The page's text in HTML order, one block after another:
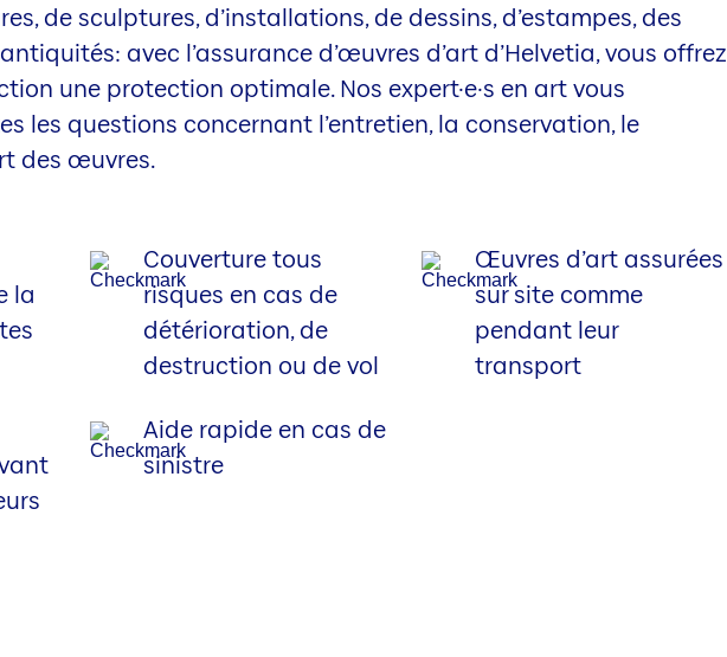
de sculptures, d’installations, de dessins, d’estampes, des
avec l’assurance d’œuvres d’art d’Helvetia, vous offrez
une protection optimale. Nos expert·e·s en art vous
les questions concernant l’entretien, la conservation, le
des œuvres.
la
Couverture tous
risques en cas de
détérioration, de
destruction ou de vol
Œuvres d’art assurées
sur site comme
pendant leur
transport
Aide rapide en cas de
sinistre